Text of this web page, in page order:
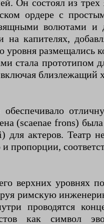
Он состоял из
ордере с
волютами и
на капителях,
стала прототипом
близлежащий
(scaenae frons)
для актеров.
пропорции,
верхних уровнях
римскую
проводятся
как символ